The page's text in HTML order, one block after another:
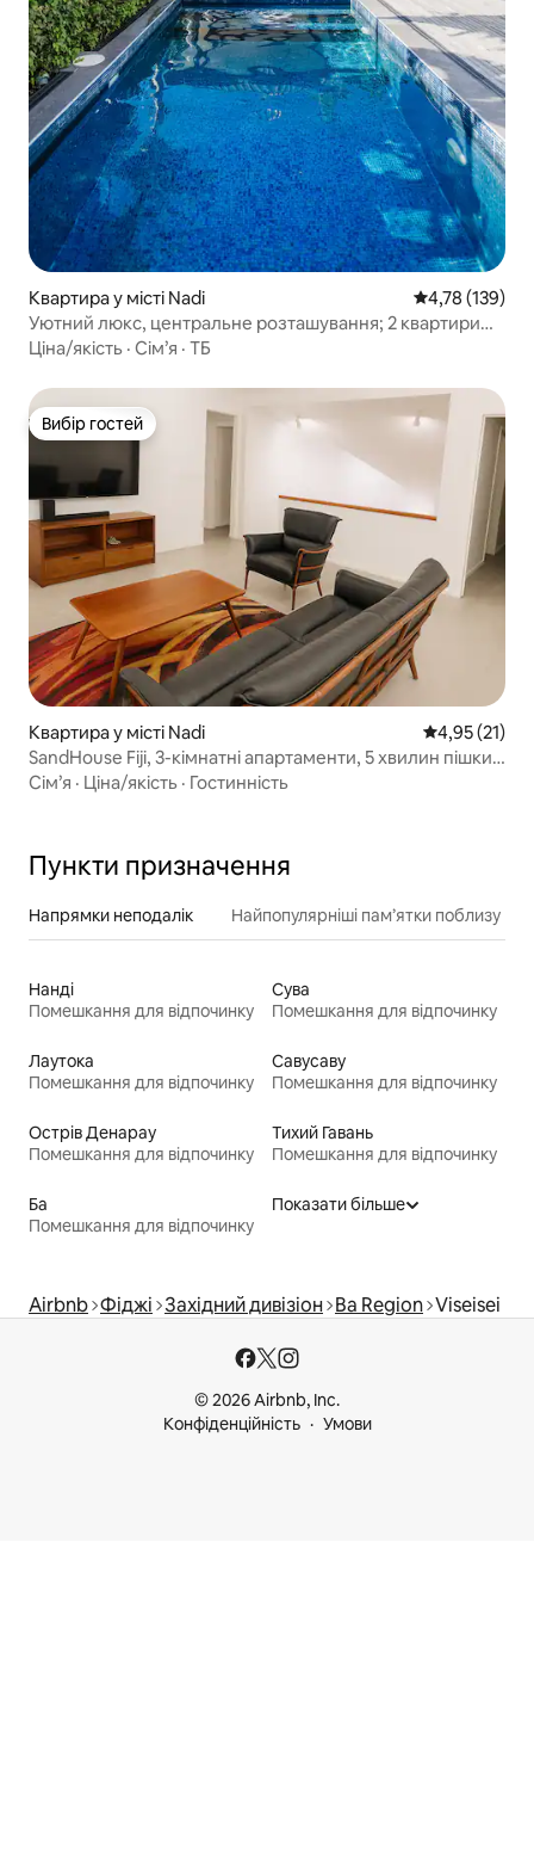
Квартира у місті Nadi Середня
4,78 (139)
Уютний люкс, центральне розташування; 2 квартири
Bdrm
Ціна/якість · Сім’я · ТБ
Вибір гостей
Вибір гостей
Квартира у місті Nadi Середня
4,95 (21)
SandHouse Fiji, 3-кімнатні апартаменти, 5 хвилин пішки
до пляжу
Сім’я · Ціна/якість · Гостинність
Пункти призначення
Напрямки неподалік Найпопулярніші пам’ятки поблизу
Нанді
Помешкання для відпочинку
Сува
Помешкання для відпочинку
Лаутока
Помешкання для відпочинку
Савусаву
Помешкання для відпочинку
Острів Денарау
Помешкання для відпочинку
Тихий Гавань
Помешкання для відпочинку
Ба
Помешкання для відпочинку
Показати більше
Airbnb Фіджі Західний дивізіон Ba Region Viseisei
© 2026 Airbnb, Inc.
Конфіденційність
Умови